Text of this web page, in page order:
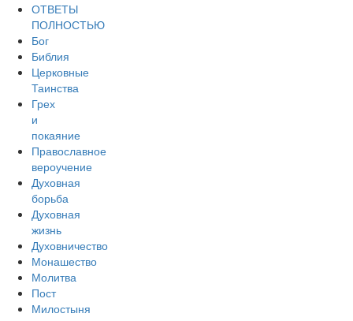
ОТВЕТЫ
ПОЛНОСТЬЮ
Бог
Библия
Церковные
Таинства
Грех
и
покаяние
Православное
вероучение
Духовная
борьба
Духовная
жизнь
Духовничество
Монашество
Молитва
Пост
Милостыня